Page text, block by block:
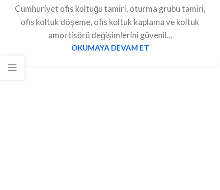
Cumhuriyet ofis koltuğu tamiri, oturma grubu tamiri,
ofis koltuk döşeme, ofis koltuk kaplama ve koltuk
amortisörü değişimlerini güvenil...
OKUMAYA DEVAM ET